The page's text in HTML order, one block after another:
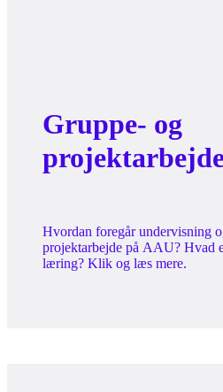
Gruppe- og
Hvordan foregår undervisning
projektarbejde på AAU? Hvad
læring? Klik og læs mere.